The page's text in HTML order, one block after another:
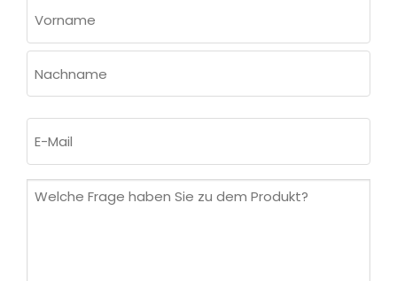
(ERFORDERLICH)
Vorname
Mail
Welche